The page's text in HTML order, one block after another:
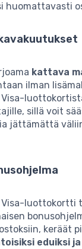
huomattavasti
kattava
ilman
Visa-
sillä voit
jättämättä
Visa-luottokortti
keräät
eduiksi